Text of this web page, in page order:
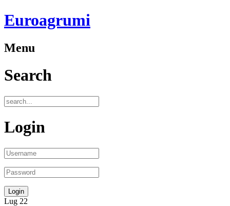
Euroagrumi
Menu
Search
Login
Lug 22